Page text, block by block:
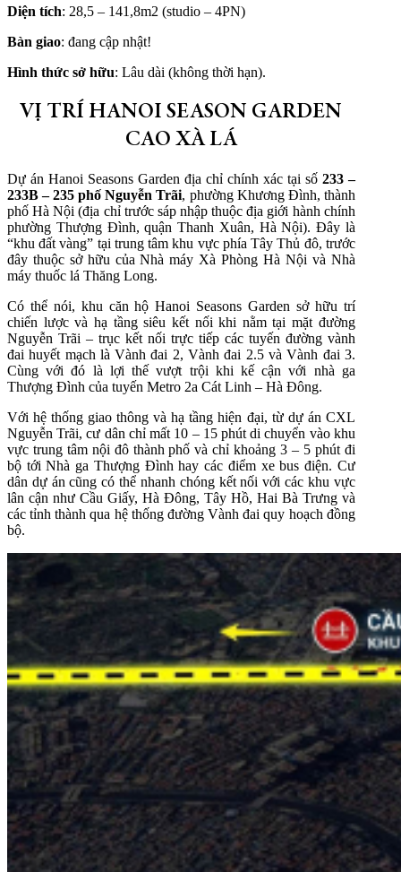
Diện tích: 28,5 – 141,8m2 (studio – 4PN)
Bàn giao: đang cập nhật!
Hình thức sở hữu: Lâu dài (không thời hạn).
VỊ TRÍ HANOI SEASON GARDEN
CAO XÀ LÁ
Dự án Hanoi Seasons Garden địa chỉ chính xác tại số 233 –
233B – 235 phố Nguyễn Trãi, phường Khương Đình, thành
phố Hà Nội (địa chỉ trước sáp nhập thuộc địa giới hành chính
phường Thượng Đình, quận Thanh Xuân, Hà Nội). Đây là
“khu đất vàng” tại trung tâm khu vực phía Tây Thủ đô, trước
đây thuộc sở hữu của Nhà máy Xà Phòng Hà Nội và Nhà
máy thuốc lá Thăng Long.
Có thể nói, khu căn hộ Hanoi Seasons Garden sở hữu trí
chiến lược và hạ tầng siêu kết nối khi nằm tại mặt đường
Nguyễn Trãi – trục kết nối trực tiếp các tuyến đường vành
đai huyết mạch là Vành đai 2, Vành đai 2.5 và Vành đai 3.
Cùng với đó là lợi thế vượt trội khi kế cận với nhà ga
Thượng Đình của tuyến Metro 2a Cát Linh – Hà Đông.
Với hệ thống giao thông và hạ tầng hiện đại, từ dự án CXL
Nguyễn Trãi, cư dân chỉ mất 10 – 15 phút di chuyển vào khu
vực trung tâm nội đô thành phố và chỉ khoảng 3 – 5 phút đi
bộ tới Nhà ga Thượng Đình hay các điểm xe bus điện. Cư
dân dự án cũng có thể nhanh chóng kết nối với các khu vực
lân cận như Cầu Giấy, Hà Đông, Tây Hồ, Hai Bà Trưng và
các tỉnh thành qua hệ thống đường Vành đai quy hoạch đồng
bộ.